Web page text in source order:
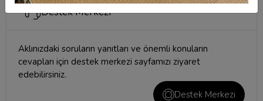
Destek Merkezi
Aklınızdaki soruların yanıtları ve önemli konuların
cevapları için destek merkezi sayfamızı ziyaret
edebilirsiniz.
Destek Merkezi